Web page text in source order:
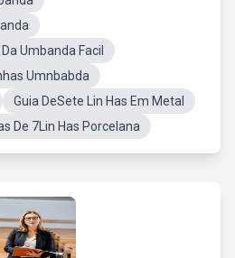
Umbanda Facil
Umnbabda
Guia DeSete Lin Has Em Metal
De 7Lin Has Porcelana